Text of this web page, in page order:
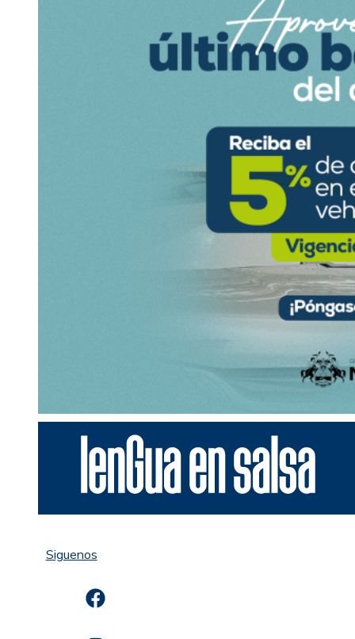
Siguenos